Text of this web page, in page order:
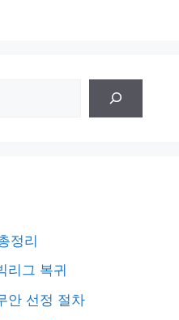
정리
리그 복귀
안 선정 절차